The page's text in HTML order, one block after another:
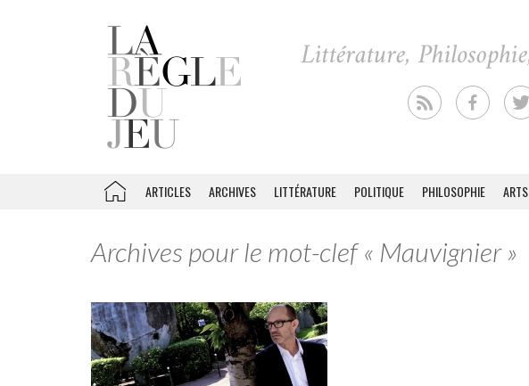
ARTICLES ARCHIVES LITTÉRATURE POLITIQUE PHILOSOPHIE ARTS
Archives pour le mot-clef « Mauvignier »